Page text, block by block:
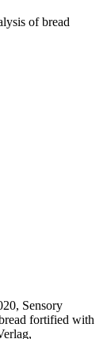
of bread
Sensory
fortified with